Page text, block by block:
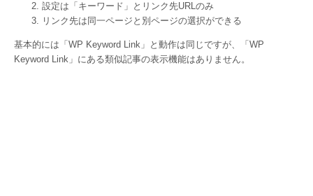
設定は「キーワード」とリンク先URLのみ
リンク先は同一ページと別ページの選択ができる
基本的には「WP Keyword Link」と動作は同じですが、「WP
Keyword Link」にある類似記事の表示機能はありません。